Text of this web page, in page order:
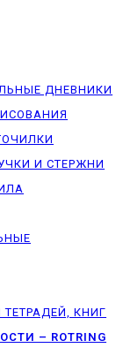
ДНЕВНИКИ
И СТЕРЖНИ
КНИГ
– ROTRING